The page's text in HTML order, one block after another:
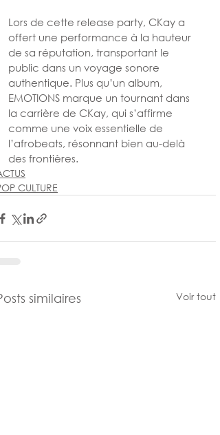
Lors de cette release party, CKay a
offert une performance à la hauteur
de sa réputation, transportant le
public dans un voyage sonore
authentique. Plus qu’un album,
EMOTIONS marque un tournant dans
la carrière de CKay, qui s’affirme
comme une voix essentielle de
l’afrobeats, résonnant bien au-delà
des frontières.
CULTURE
similaires Voir tout